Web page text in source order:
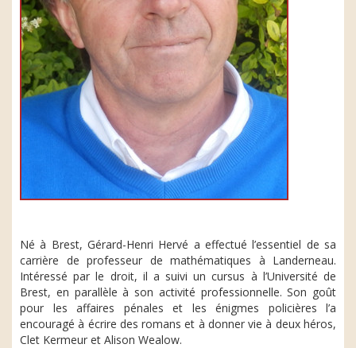
Né à Brest, Gérard-Henri Hervé a effectué l’essentiel de sa
carrière de professeur de mathématiques à Landerneau.
Intéressé par le droit, il a suivi un cursus à l’Université de
Brest, en parallèle à son activité professionnelle. Son goût
pour les affaires pénales et les énigmes policières l’a
encouragé à écrire des romans et à donner vie à deux héros,
Clet Kermeur et Alison Wealow.